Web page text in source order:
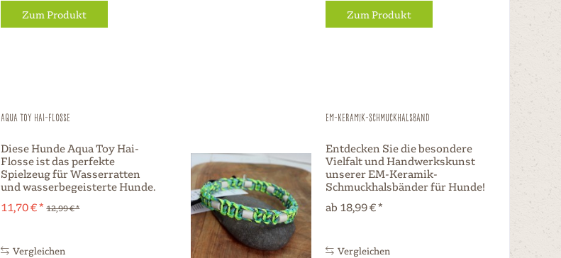
Zum Produkt Zum Produkt
Aqua Toy Hai-Flosse
Diese Hunde Aqua Toy Hai-
Flosse ist das perfekte
Spielzeug für Wasserratten
und wasserbegeisterte Hunde.
thermoplastischem Gummi
sondern ist auch...
11,70 € * 12,99 € *
Vergleichen
EM-Keramik-Schmuckhalsband
Entdecken Sie die besondere
Vielfalt und Handwerkskunst
unserer EM-Keramik-
Schmuckhalsbänder für Hunde!
EM-Keramik gefertigt und mit
Keramik-Schmuckhalsbänder...
ab 18,99 € *
Vergleichen